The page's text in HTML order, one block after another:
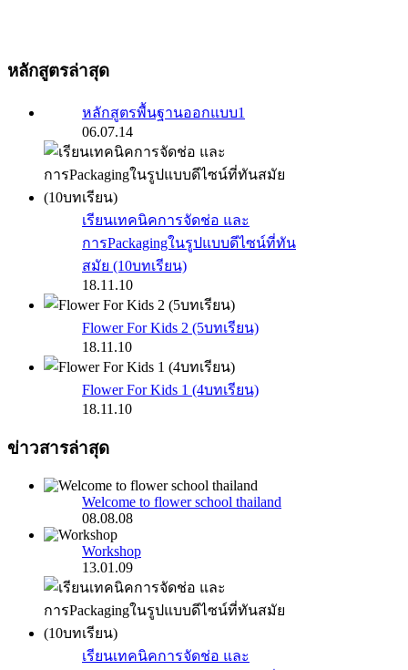
หลักสูตรล่าสุด
หลักสูตรพื้นฐานออกแบบ1
06.07.14
เรียนเทคนิคการจัดช่อ และ
การPackagingในรูปแบบดีไซน์ที่ทัน
สมัย (10บทเรียน)
18.11.10
Flower For Kids 2 (5บทเรียน)
18.11.10
Flower For Kids 1 (4บทเรียน)
18.11.10
ข่าวสารล่าสุด
Welcome to flower school thailand
08.08.08
Workshop
13.01.09
เรียนเทคนิคการจัดช่อ และ